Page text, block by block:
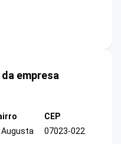
empresa
Augusta
CEP
07023-022